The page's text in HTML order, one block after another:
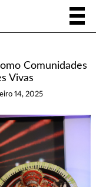
Comunidades
Vivas
14, 2025